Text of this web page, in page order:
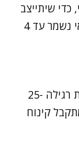
כדי שיתייצב
והתפתחות הטעמים תהיה מושלמת. הפאי נשמר עד 4
אפשר להחליף בקרם פרש או גבינת שמנת רגילה 25-
קינוח